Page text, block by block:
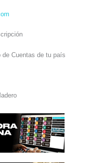
Cuentas de tu país